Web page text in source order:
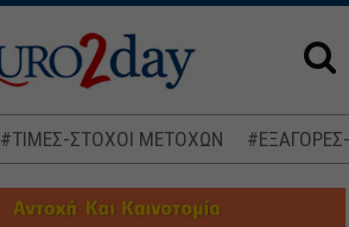
#ΤΙΜΕΣ-ΣΤΟΧΟΙ ΜΕΤΟΧΩΝ